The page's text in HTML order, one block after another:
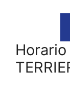
Horario